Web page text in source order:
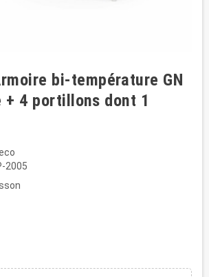
bi-température GN
4 portillons dont 1
2005